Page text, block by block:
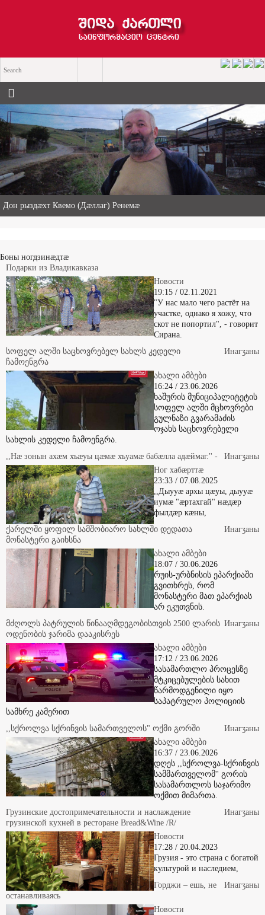
Дон рыздæхт Квемо (Дæллаг) Ренемæ
Боны ногдзинæдтæ
Подарки из Владикавказа
Новости
19:15 / 02.11.2021
"У нас мало чего растёт на
участке, однако я хожу, что
скот не попортил", - говорит
Сирана.
Инaгӡaны
სოფელ ალში საცხოვრებელ სახლს კედელი
ჩამოენგრა
ახალი ამბები
16:24 / 23.06.2026
ხაშურის მუნიციპალიტეტის
სოფელ ალში მცხოვრები
გულნაზი გვარამაძის
ოჯახს საცხოვრებელი
სახლის კედელი ჩამოენგრა.
Инaгӡaны
,,Нæ зонын ахæм хъæуы цæмæ хъуамæ бабæлла адæймаг.'' -
Ног хабæрттæ
23:33 / 07.08.2025
,,Дыууæ архы цæуы, дыууæ
иумæ "æртахгай" нæдæр
фылдæр кæны,
Инaгӡaны
ქარელში ყოფილ სამშობიარო სახლში დედათა
მონასტერი გაიხსნა
ახალი ამბები
18:07 / 30.06.2026
რუის-ურბნისის ეპარქიაში
გვითხრეს, რომ
მონასტერი მათ ეპარქიას
არ ეკუთვნის.
Инaгӡaны
მძღოლს პატრულის წინააღმდეგობისთვის 2500 ლარის
ოდენობის ჯარიმა დააკისრეს
ახალი ამბები
17:12 / 23.06.2026
სასამართლო პროცესზე
მტკიცებულების სახით
წარმოდგენილი იყო
საპატრულო პოლიციის
სამხრე კამერით
Инaгӡaны
,,სქროლვა სქრინვის სამართველოს" ოქმი გორში
ახალი ამბები
16:37 / 23.06.2026
დღეს ,,სქროლვა-სქრინვის
სამმართველომ'' გორის
სასამართლოს საჯარიმო
ოქმით მიმართა.
Инaгӡaны
Грузинские достопримечательности и наслаждение
грузинской кухней в ресторане Bread&Wine /R/
Новости
17:28 / 20.04.2023
Грузия - это страна с богатой
культурой и наследием,
Инaгӡaны
Горджи – ешь, не
останавливаясь
Новости